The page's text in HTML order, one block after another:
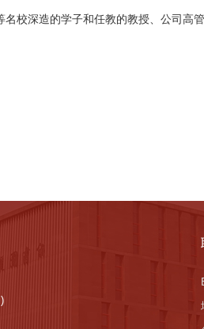
校深造的学子和任教的教授、公司高